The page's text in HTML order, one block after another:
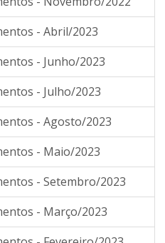
- Abril/2023
- Junho/2023
- Julho/2023
- Agosto/2023
- Maio/2023
- Setembro/2023
- Março/2023